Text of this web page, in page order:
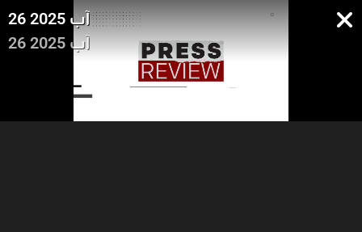
26 آب 2025
26 آب 2025